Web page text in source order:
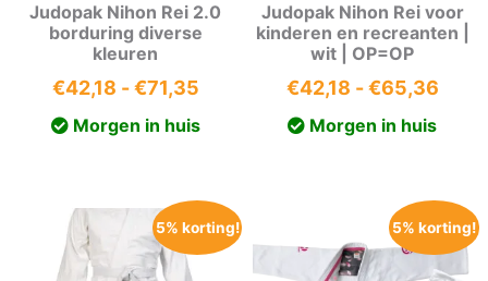
Judopak Nihon Rei 2.0
borduring diverse
kleuren
€42,18 -€71,35Prijsklasse:
€42,18
Morgen in huis
Judopak Nihon Rei voor
kinderen en recreanten |
wit | OP=OP
€42,18 - €65,36
Morgen in huis
5% korting! 5% korting!